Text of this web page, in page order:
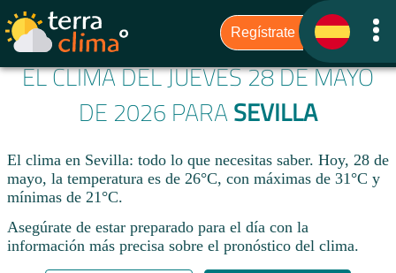
EL CLIMA DEL JUEVES 28 DE MAYO
DE 2026 PARA SEVILLA
El clima en Sevilla: todo lo que necesitas saber. Hoy, 28 de
mayo, la temperatura es de 26°C, con máximas de 31°C y
mínimas de 21°C.
Asegúrate de estar preparado para el día con la
información más precisa sobre el pronóstico del clima.